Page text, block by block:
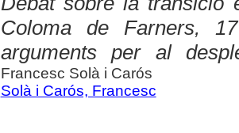
Coloma de Farners,
arguments per al
Francesc Solà i Carós
Solà i Carós, Francesc